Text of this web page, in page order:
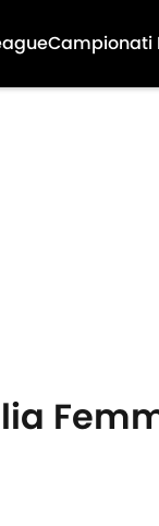
Campionati